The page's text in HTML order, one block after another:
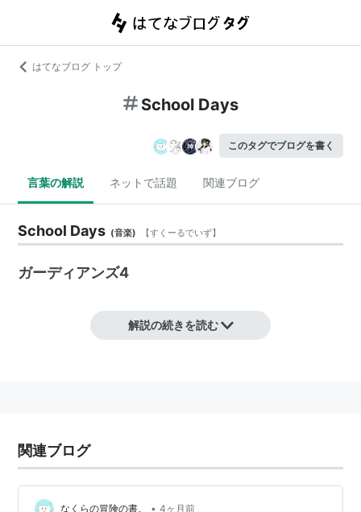
はてなブログ トップ
School Days
このタグでブログを書く
言葉の解説 ネットで話題 関連ブログ
School Days (音楽) 【すくーるでいず】
ガーディアンズ4
CD
School Days(初回限定盤)(DVD
解説の続きを読む
関連ブログ
なくらの冒険の書。 • 4ヶ月前